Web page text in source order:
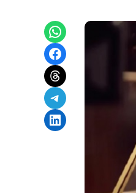
Share on WhatsApp
Share on Facebook
Share on Threads
Share on Telegram
Share on LinkedIn